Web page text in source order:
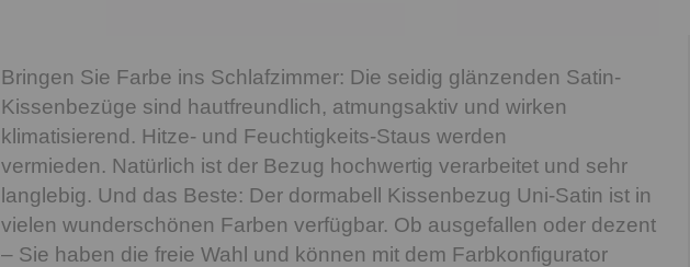
Bringen Sie Farbe ins Schlafzimmer: Die seidig glänzenden Satin-
Kissenbezüge sind hautfreundlich, atmungsaktiv und wirken
klimatisierend. Hitze- und Feuchtigkeits-Staus werden
vermieden. Natürlich ist der Bezug hochwertig verarbeitet und sehr
langlebig. Und das Beste: Der dormabell Kissenbezug Uni-Satin ist in
vielen wunderschönen Farben verfügbar. Ob ausgefallen oder dezent
– Sie haben die freie Wahl und können mit dem Farbkonfigurator